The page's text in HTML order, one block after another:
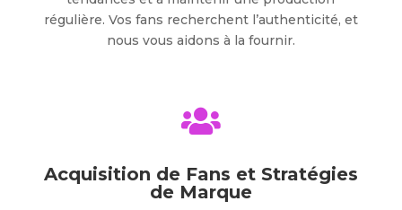
régulière. Vos fans recherchent l’authenticité, et
nous vous aidons à la fournir.

Acquisition de Fans et Stratégies
de Marque